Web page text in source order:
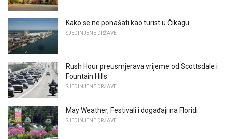
Kako se ne ponašati kao turist u Čikagu
SJEDINJENE DRŽAVE
Rush Hour preusmjerava vrijeme od Scottsdale i
Fountain Hills
SJEDINJENE DRŽAVE
May Weather, Festivali i događaji na Floridi
SJEDINJENE DRŽAVE